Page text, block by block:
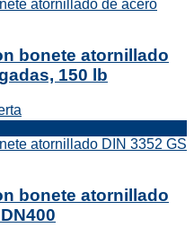
bonete atornillado
150 lb
bonete atornillado